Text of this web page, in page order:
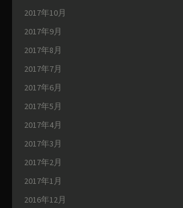
2017年10月
2017年9月
2017年8月
2017年7月
2017年6月
2017年5月
2017年4月
2017年3月
2017年2月
2017年1月
2016年12月